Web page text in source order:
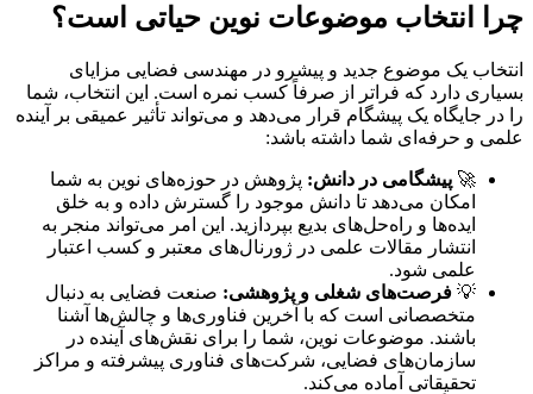
چرا انتخاب موضوعات نوین حیاتی است؟
انتخاب یک موضوع جدید و پیشرو در مهندسی فضایی مزایای
بسیاری دارد که فراتر از صرفاً کسب نمره است. این انتخاب، شما
را در جایگاه یک پیشگام قرار می‌دهد و می‌تواند تأثیر عمیقی بر آینده
علمی و حرفه‌ای شما داشته باشد:
🚀 پیشگامی در دانش: پژوهش در حوزه‌های نوین به شما
امکان می‌دهد تا دانش موجود را گسترش داده و به خلق
ایده‌ها و راه‌حل‌های بدیع بپردازید. این امر می‌تواند منجر به
انتشار مقالات علمی در ژورنال‌های معتبر و کسب اعتبار
علمی شود.
💡 فرصت‌های شغلی و پژوهشی: صنعت فضایی به دنبال
متخصصانی است که با آخرین فناوری‌ها و چالش‌ها آشنا
باشند. موضوعات نوین، شما را برای نقش‌های آینده در
سازمان‌های فضایی، شرکت‌های فناوری پیشرفته و مراکز
تحقیقاتی آماده می‌کند.